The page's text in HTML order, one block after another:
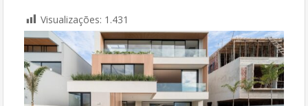
Visualizações: 1.431